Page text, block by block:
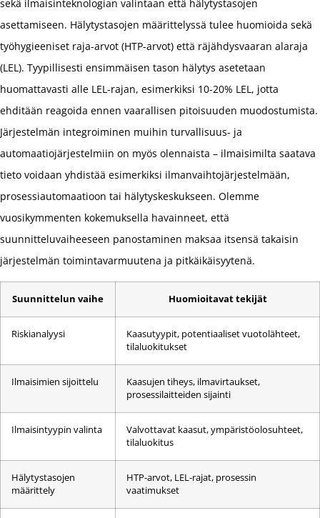
sekä ilmaisinteknologian valintaan että hälytystasojen
asettamiseen. Hälytystasojen määrittelyssä tulee huomioida sekä
työhygieeniset raja-arvot (HTP-arvot) että räjähdysvaaran alaraja
(LEL). Tyypillisesti ensimmäisen tason hälytys asetetaan
huomattavasti alle LEL-rajan, esimerkiksi 10-20% LEL, jotta
ehditään reagoida ennen vaarallisen pitoisuuden muodostumista.
Järjestelmän integroiminen muihin turvallisuus- ja
automaatiojärjestelmiin on myös olennaista – ilmaisimilta saatava
tieto voidaan yhdistää esimerkiksi ilmanvaihtojärjestelmään,
prosessiautomaatioon tai hälytyskeskukseen. Olemme
vuosikymmenten kokemuksella havainneet, että
suunnitteluvaiheeseen panostaminen maksaa itsensä takaisin
järjestelmän toimintavarmuutena ja pitkäikäisyytenä.
Suunnittelun vaihe Huomioitavat tekijät
Riskianalyysi
Kaasutyypit, potentiaaliset vuotolähteet,
tilaluokitukset
Ilmaisimien sijoittelu
Kaasujen tiheys, ilmavirtaukset,
prosessilaitteiden sijainti
Ilmaisintyypin valinta
Valvottavat kaasut, ympäristöolosuhteet,
tilaluokitus
Hälytystasojen
määrittely
HTP-arvot, LEL-rajat, prosessin
vaatimukset